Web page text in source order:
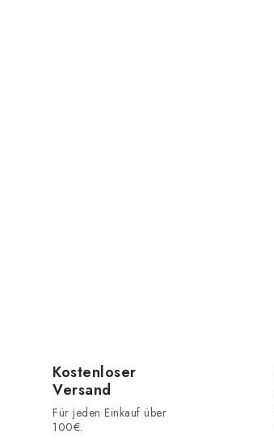
Kostenloser
Versand
Für jeden Einkauf über
100€.